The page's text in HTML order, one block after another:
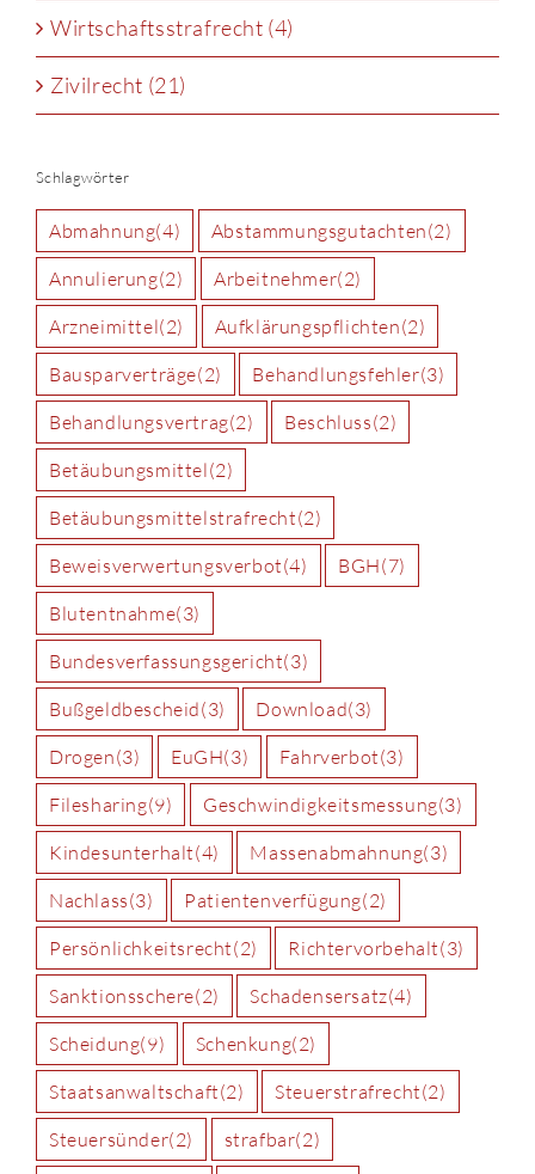
Wirtschaftsstrafrecht (4)
Zivilrecht (21)
Schlagwörter
Abmahnung(4) Abstammungsgutachten(2)
Annulierung(2) Arbeitnehmer(2)
Arzneimittel(2) Aufklärungspflichten(2)
Bausparverträge(2) Behandlungsfehler(3)
Behandlungsvertrag(2) Beschluss(2)
Betäubungsmittel(2)
Betäubungsmittelstrafrecht(2)
Beweisverwertungsverbot(4) BGH(7)
Blutentnahme(3)
Bundesverfassungsgericht(3)
Bußgeldbescheid(3) Download(3)
Drogen(3) EuGH(3) Fahrverbot(3)
Filesharing(9) Geschwindigkeitsmessung(3)
Kindesunterhalt(4) Massenabmahnung(3)
Nachlass(3) Patientenverfügung(2)
Persönlichkeitsrecht(2) Richtervorbehalt(3)
Sanktionsschere(2) Schadensersatz(4)
Scheidung(9) Schenkung(2)
Staatsanwaltschaft(2) Steuerstrafrecht(2)
Steuersünder(2) strafbar(2)